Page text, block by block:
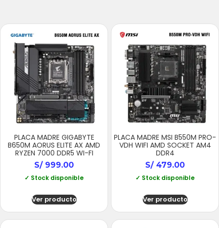
PLACA MADRE GIGABYTE
B650M AORUS ELITE AX AMD
RYZEN 7000 DDR5 WI-FI
S/999.00
✓ Stock disponible
Ver producto
PLACA MADRE MSI B550M PRO-
VDH WIFI AMD SOCKET AM4
DDR4
S/479.00
✓ Stock disponible
Ver producto